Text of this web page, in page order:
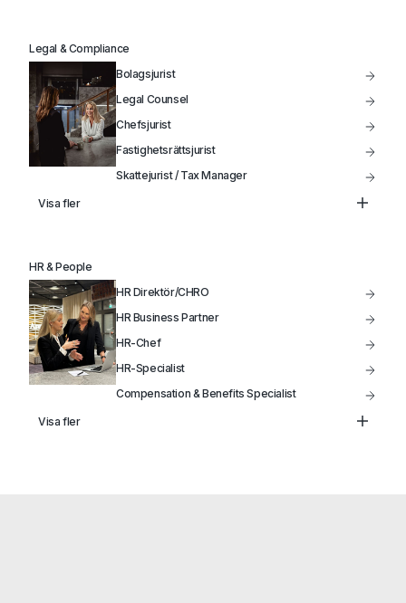
Legal & Compliance
Bolagsjurist
Legal Counsel
Chefsjurist
Fastighetsrättsjurist
Skattejurist / Tax Manager
Visa fler
HR & People
HR Direktör/CHRO
HR Business Partner
HR-Chef
HR-Specialist
Compensation & Benefits Specialist
Visa fler